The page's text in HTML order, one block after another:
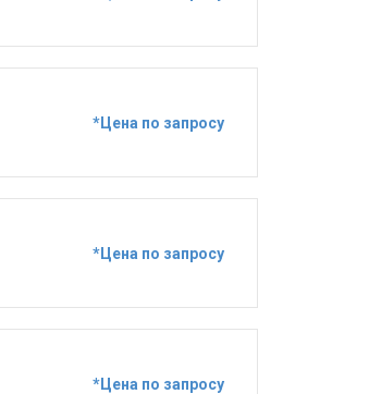
*Цена по запросу
*Цена по запросу
*Цена по запросу